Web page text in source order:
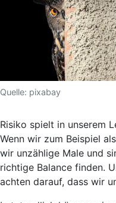
Quelle: pixabay
Risiko spielt in unserem
Wenn wir zum Beispiel
wir unzählige Male und
richtige Balance finden.
achten darauf, dass wir